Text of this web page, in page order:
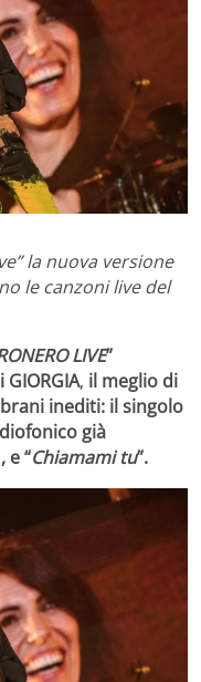
la nuova versione
le canzoni live del
LIVE”
GIORGIA, il meglio di
inediti: il singolo
già
, e “Chiamami tu”.